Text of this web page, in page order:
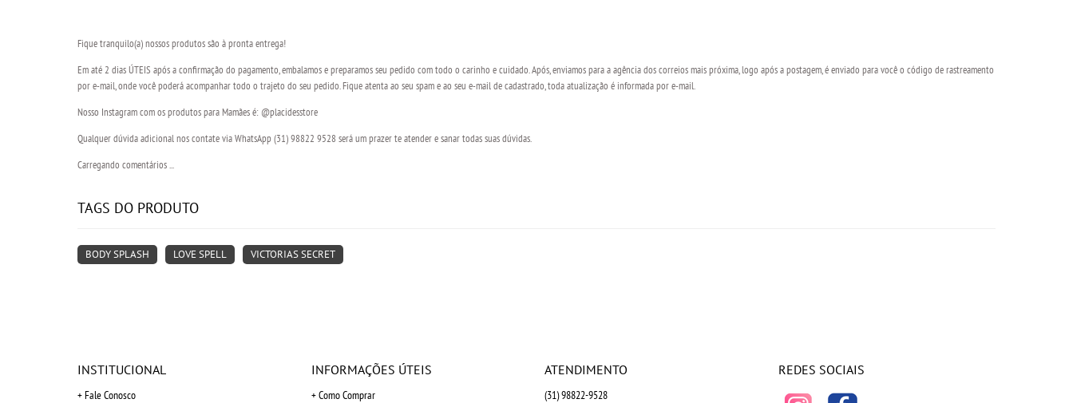
Fique tranquilo(a) nossos produtos são à pronta entrega!
Em até 2 dias ÚTEIS após a confirmação do pagamento, embalamos e preparamos seu pedido com todo o carinho e cuidado. Após, enviamos para a agência dos correios mais próxima, logo após a postagem, é enviado para você o código de rastreamento
por e-mail, onde você poderá acompanhar todo o trajeto do seu pedido. Fique atenta ao seu spam e ao seu e-mail de cadastrado, toda atualização é informada por e-mail.
Nosso Instagram com os produtos para Mamães é: @placidesstore
Qualquer dúvida adicional nos contate via WhatsApp (31) 98822 9528 será um prazer te atender e sanar todas suas dúvidas.
Carregando comentários ...
TAGS DO PRODUTO
BODY SPLASH LOVE SPELL VICTORIAS SECRET
INSTITUCIONAL
Fale Conosco
INFORMAÇÕES ÚTEIS
Como Comprar
ATENDIMENTO
(31)98822-9528
REDES SOCIAIS